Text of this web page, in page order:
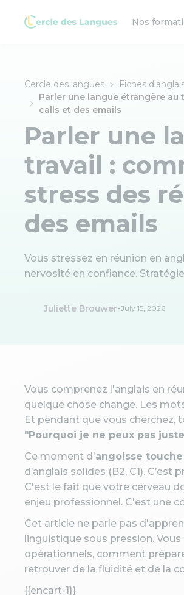
Nos
Cercle des langues Fiches
Parler une langue étrangère
calls et des emails
Parler une
travail :
stress des
des emails
Vous stressez en réunion en
nervosité en confiance.
Juliette Brouwer-July 15, 2026
Vous comprenez l'anglais en
quelque chose change. Les
Et pendant que vous cherchez,
"Pourquoi je ne peux pas juste
Ce moment d'angoisse
d’anglais solides (B2, C1).
C'est le fait que votre cerveau
enjeu professionnel. C'est une
Cet article ne parle pas
linguistique sous pression.
opérationnels, comment
retrouver de la fluidité et de la
{{encart-1}}